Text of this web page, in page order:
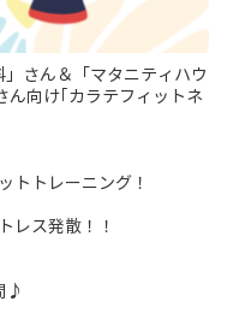
さん＆「マタニティハウ
ん向け｢カラテフィットネ
トトレーニング！
レス発散！！
♪